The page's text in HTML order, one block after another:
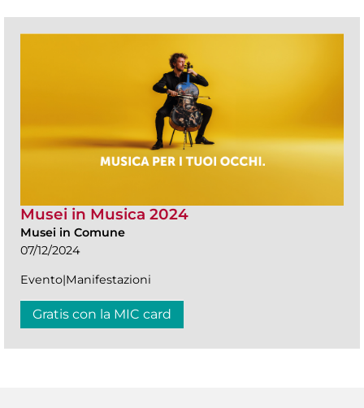
Musei in Musica 2024
Musei in Comune
07/12/2024
Evento|Manifestazioni
Gratis con la MIC card